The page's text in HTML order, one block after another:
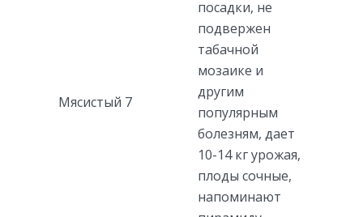
Мясистый 7
посадки, не
подвержен
табачной
мозаике и
другим
популярным
болезням, дает
10-14 кг урожая,
плоды сочные,
напоминают